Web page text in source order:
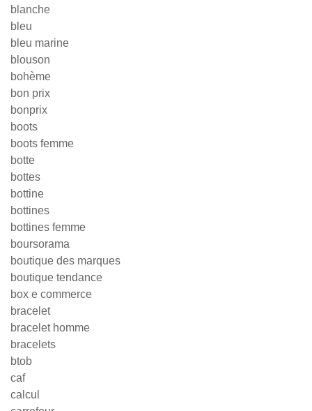
blanche
bleu
bleu marine
blouson
bohème
bon prix
bonprix
boots
boots femme
botte
bottes
bottine
bottines
bottines femme
boursorama
boutique des marques
boutique tendance
box e commerce
bracelet
bracelet homme
bracelets
btob
caf
calcul